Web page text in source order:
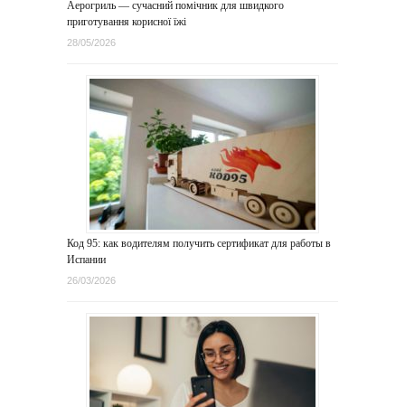
Аерогриль — сучасний помічник для швидкого
приготування корисної їжі
28/05/2026
Код 95: как водителям получить сертификат для работы в
Испании
26/03/2026